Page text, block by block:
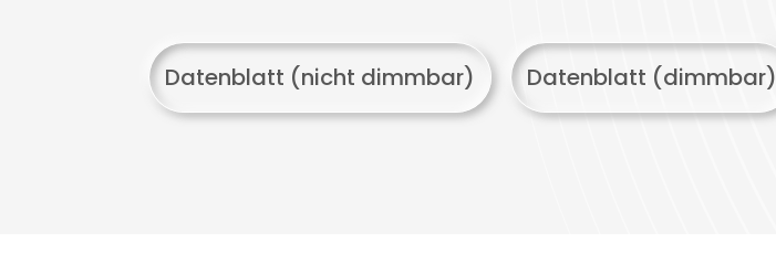
Datenblatt (nicht dimmbar) Datenblatt (dimmbar)